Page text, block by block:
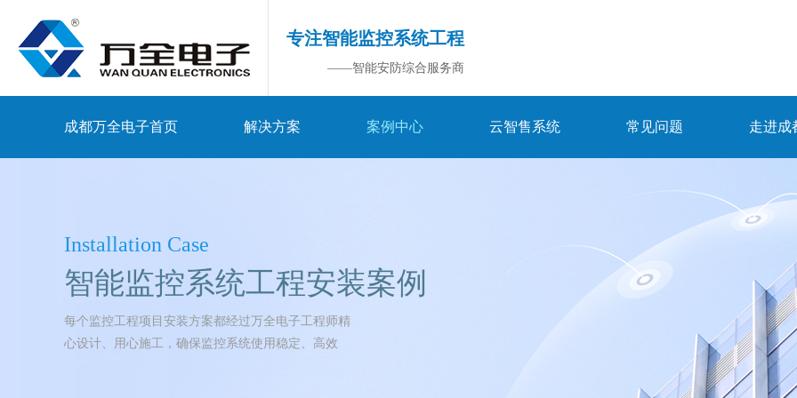
专注智能监控系统工程
——智能安防综合服务商
成都万全电子首页 解决方案 案例中心 云智售系统 常见问题 走进成
Installation Case
智能监控系统工程安装案例
每个监控工程项目安装方案都经过万全电子工程师精
心设计、用心施工，确保监控系统使用稳定、高效